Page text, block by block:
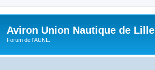
Aviron Union Nautique de Lille
Forum de l'AUNL.